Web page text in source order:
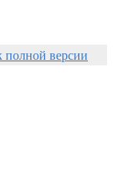
полной версии